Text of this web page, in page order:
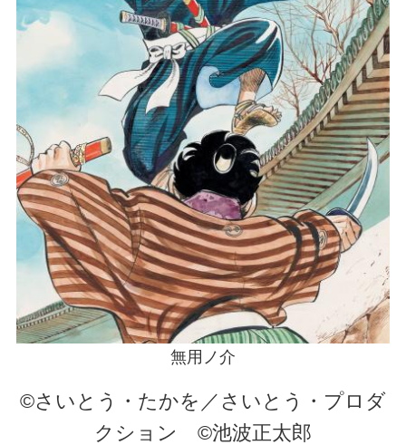
無用ノ介
©さいとう・たかを／さいとう・プロダ
クション ©池波正太郎